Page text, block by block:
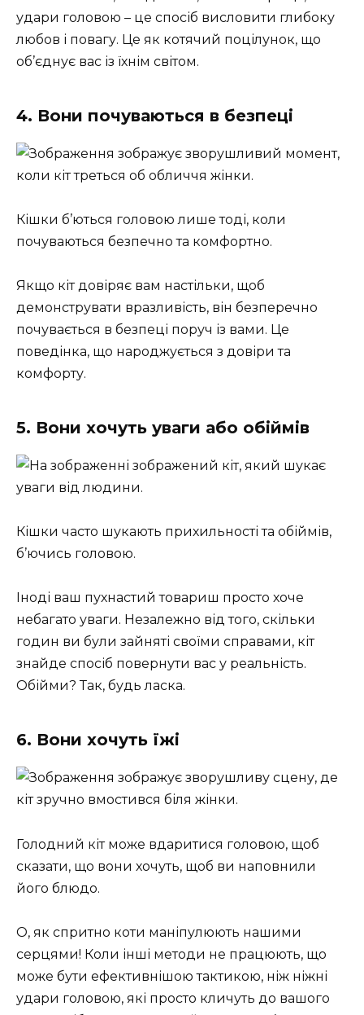
удари головою – це спосіб висловити глибоку
любов і повагу. Це як котячий поцілунок, що
об’єднує вас із їхнім світом.
4. Вони почуваються в безпеці
Кішки б’ються головою лише тоді, коли
почуваються безпечно та комфортно.
Якщо кіт довіряє вам настільки, щоб
демонструвати вразливість, він безперечно
почувається в безпеці поруч із вами. Це
поведінка, що народжується з довіри та
комфорту.
5. Вони хочуть уваги або обіймів
Кішки часто шукають прихильності та обіймів,
б’ючись головою.
Іноді ваш пухнастий товариш просто хоче
небагато уваги. Незалежно від того, скільки
годин ви були зайняті своїми справами, кіт
знайде спосіб повернути вас у реальність.
Обійми? Так, будь ласка.
6. Вони хочуть їжі
Голодний кіт може вдаритися головою, щоб
сказати, що вони хочуть, щоб ви наповнили
його блюдо.
О, як спритно коти маніпулюють нашими
серцями! Коли інші методи не працюють, що
може бути ефективнішою тактикою, ніж ніжні
удари головою, які просто кличуть до вашого